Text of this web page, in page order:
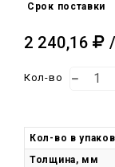
Срок поставки
2 240,16
Кол-во
Кол-во в
Толщина, мм